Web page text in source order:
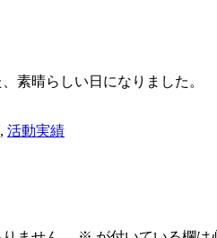
素晴らしい日になりました。
, 活動実績